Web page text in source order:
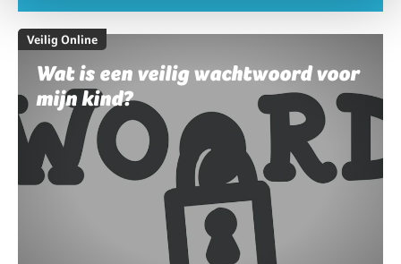
Veilig Online
Wat is een veilig wachtwoord voor
mijn kind?